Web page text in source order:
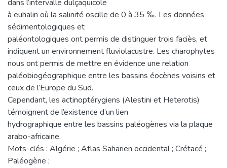
dans l’intervalle dulçaquicole
à euhalin où la salinité oscille de 0 à 35 ‰. Les données
sédimentologiques et
paléontologiques ont permis de distinguer trois faciès, et
indiquent un environnement fluviolacustre. Les charophytes
nous ont permis de mettre en évidence une relation
paléobiogéographique entre les bassins éocènes voisins et
ceux de l’Europe du Sud.
Cependant, les actinoptérygiens (Alestini et Heterotis)
témoignent de l’existence d’un lien
hydrographique entre les bassins paléogènes via la plaque
arabo-africaine.
Mots-clés : Algérie ; Atlas Saharien occidental ; Crétacé ;
Paléogène ;